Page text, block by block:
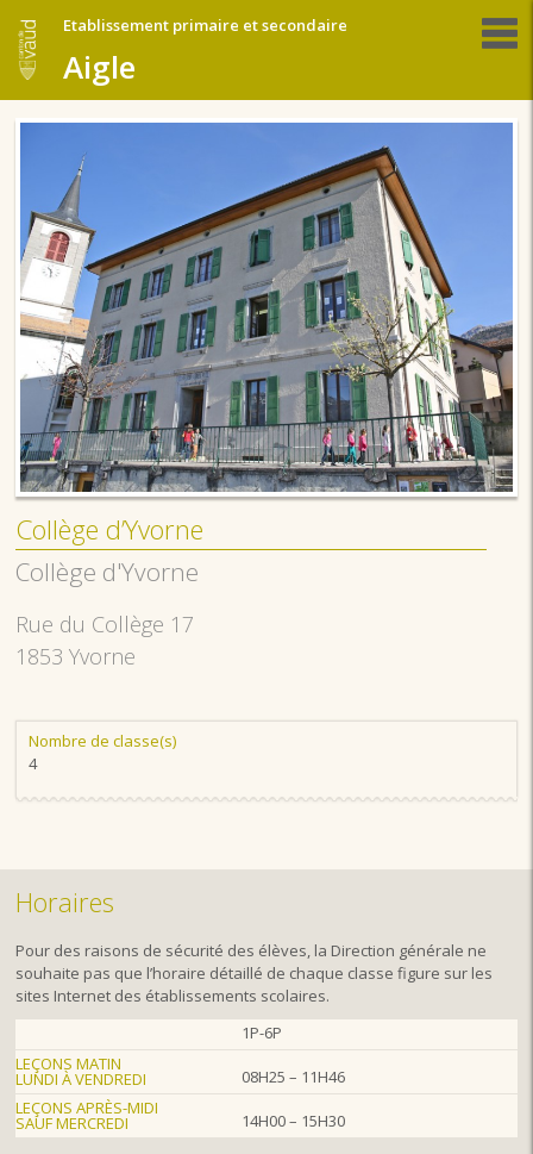
Etablissement primaire et secondaire
Aigle
Collège d’Yvorne
Collège d'Yvorne
Rue du Collège 17
1853 Yvorne
Nombre de classe(s)
4
Horaires
Pour des raisons de sécurité des élèves, la Direction générale ne
souhaite pas que l’horaire détaillé de chaque classe figure sur les
sites Internet des établissements scolaires.
1P-6P
LEÇONS MATIN
LUNDI À VENDREDI
08H25 – 11H46
LEÇONS APRÈS-MIDI
SAUF MERCREDI 14H00 – 15H30